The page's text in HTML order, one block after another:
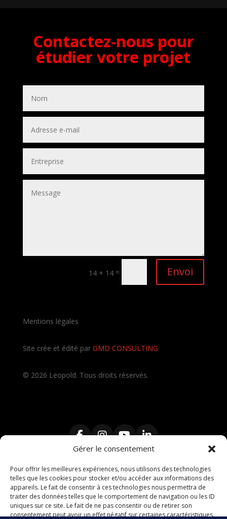
Gérer le consentement
Pour offrir les meilleures expériences, nous utilisons des technologies
telles que les cookies pour stocker et/ou accéder aux informations des
appareils. Le fait de consentir à ces technologies nous permettra de
traiter des données telles que le comportement de navigation ou les ID
uniques sur ce site. Le fait de ne pas consentir ou de retirer son
consentement peut avoir un effet négatif sur certaines caractéristiques
Contactez-nous pour
étudier votre projet
14 + 14 = Envoi
Mentions légales
Site crée et édité par GMD CONSULTING
© 2026 Leopold. Tous droits réservés.
Contractant Général,Travaux clé en main,Architecte,
Maître d’œuvre,décorateur intérieur, rénovation de
maison, rénovation d’appartement,cuisine sur mesure
salle de bain,dressing sur mesure,extension de